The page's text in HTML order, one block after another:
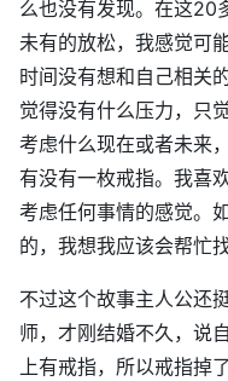
么也没有发现。在这20
未有的放松，我感觉可
时间没有想和自己相关
觉得没有什么压力，只
考虑什么现在或者未来
有没有一枚戒指。我喜
考虑任何事情的感觉。
的，我想我应该会帮忙
不过这个故事主人公还
师，才刚结婚不久，说
上有戒指，所以戒指掉